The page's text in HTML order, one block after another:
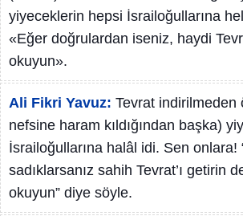
yiyeceklerin hepsi İsrailoğullarına
«Eğer doğrulardan iseniz, haydi
okuyun».
Ali Fikri Yavuz: Tevrat indirilmeden
nefsine haram kıldığından başka)
İsrailoğullarına halâl idi. Sen onlara!
sadıklarsanız sahih Tevrat’ı getirin
okuyun” diye söyle.